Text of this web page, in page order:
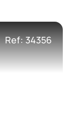
Ref: 34356